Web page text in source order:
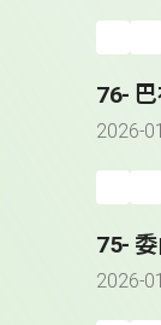
76-
2026-
75-
2026-